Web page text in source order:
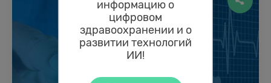
информацию о
цифровом
здравоохранении и о
развитии технологий
ИИ!